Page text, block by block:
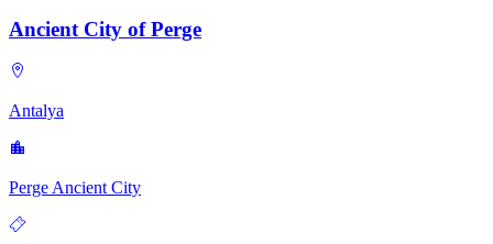
Ancient City of Perge
Antalya
Perge Ancient City